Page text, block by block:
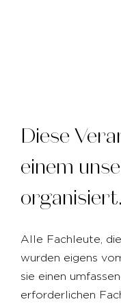
Diese
einem
organisiert.
Alle Fachleute,
wurden eigens
sie einen
erforderlichen